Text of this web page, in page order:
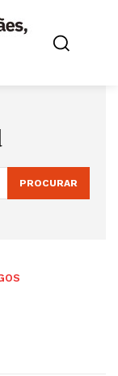
PROCURAR